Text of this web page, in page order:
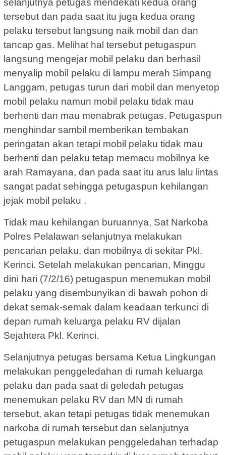
selanjutnya petugas mendekati kedua orang
tersebut dan pada saat itu juga kedua orang
pelaku tersebut langsung naik mobil dan dan
tancap gas. Melihat hal tersebut petugaspun
langsung mengejar mobil pelaku dan berhasil
menyalip mobil pelaku di lampu merah Simpang
Langgam, petugas turun dari mobil dan menyetop
mobil pelaku namun mobil pelaku tidak mau
berhenti dan mau menabrak petugas. Petugaspun
menghindar sambil memberikan tembakan
peringatan akan tetapi mobil pelaku tidak mau
berhenti dan pelaku tetap memacu mobilnya ke
arah Ramayana, dan pada saat itu arus lalu lintas
sangat padat sehingga petugaspun kehilangan
jejak mobil pelaku .
Tidak mau kehilangan buruannya, Sat Narkoba
Polres Pelalawan selanjutnya melakukan
pencarian pelaku, dan mobilnya di sekitar Pkl.
Kerinci. Setelah melakukan pencarian, Minggu
dini hari (7/2/16) petugaspun menemukan mobil
pelaku yang disembunyikan di bawah pohon di
dekat semak-semak dalam keadaan terkunci di
depan rumah keluarga pelaku RV dijalan
Sejahtera Pkl. Kerinci.
Selanjutnya petugas bersama Ketua Lingkungan
melakukan penggeledahan di rumah keluarga
pelaku dan pada saat di geledah petugas
menemukan pelaku RV dan MN di rumah
tersebut, akan tetapi petugas tidak menemukan
narkoba di rumah tersebut dan selanjutnya
petugaspun melakukan penggeledahan terhadap